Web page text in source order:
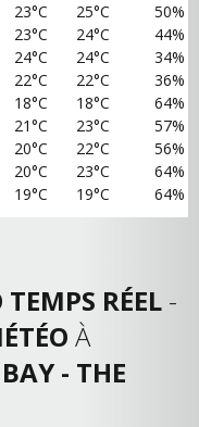
23°C 25°C
50%
23°C 24°C
44%
24°C 24°C
34%
22°C 22°C
36%
18°C 18°C
64%
21°C 23°C
57%
20°C 22°C
56%
20°C 23°C
64%
19°C 19°C 64%
RÉEL -
À
- THE